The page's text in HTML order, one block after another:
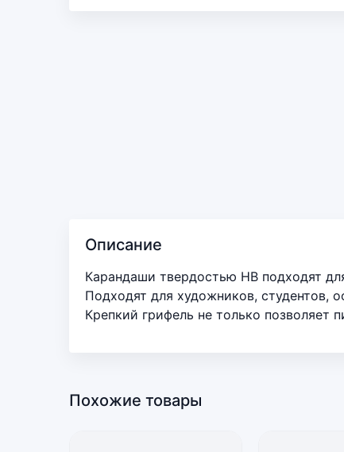
Описание
Карандаши твердостью НВ подходят
Подходят для художников, студентов,
Крепкий грифель не только позволяет
Похожие товары